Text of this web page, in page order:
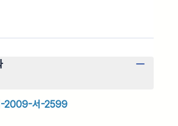
-2009-서-2599